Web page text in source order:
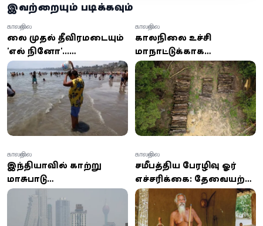
இவற்றையும் படிக்கவும்
ஜூலை முதல் தீவிரமடையும்
'எல் நினோ'...
இலங்கையில் வெப்பம்,
வறட்சி அதிகரிக்கும்
அபாயம்!
காலநிலை
காலநிலை உச்சி
மாநாட்டுக்காக
அழிக்கப்பட்ட அமேசான்
காடுகள்
காலநிலை
இந்தியாவில் காற்று
மாசுபாடு
இலங்கையையும்
பாதிக்கிறது
காலநிலை
சமீபத்திய பேரழிவு ஓர்
எச்சரிக்கை: தேவையற்ற
மனித செயல்களின்
விளைவு –
ஆதிவாசிகளின் தலைவர்
காலநிலை